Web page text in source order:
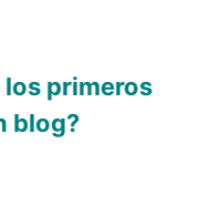
los primeros
blog?